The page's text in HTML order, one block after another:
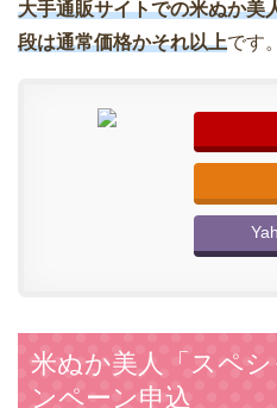
大手通販サイトでの米ぬか美
段は通常価格かそれ以上です。
米ぬか美人「スペ
ンペーン申込